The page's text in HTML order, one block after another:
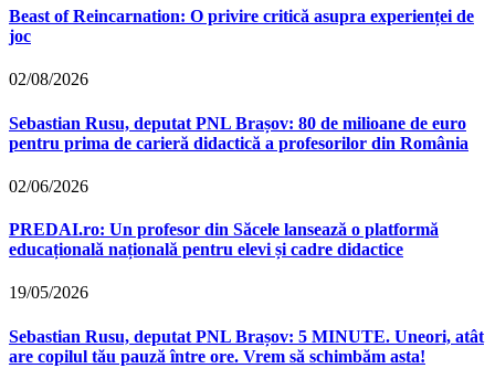
Beast of Reincarnation: O privire critică asupra experienței de
joc
02/08/2026
Sebastian Rusu, deputat PNL Brașov: 80 de milioane de euro
pentru prima de carieră didactică a profesorilor din România
02/06/2026
PREDAI.ro: Un profesor din Săcele lansează o platformă
educațională națională pentru elevi și cadre didactice
19/05/2026
Sebastian Rusu, deputat PNL Brașov: 5 MINUTE. Uneori, atât
are copilul tău pauză între ore. Vrem să schimbăm asta!